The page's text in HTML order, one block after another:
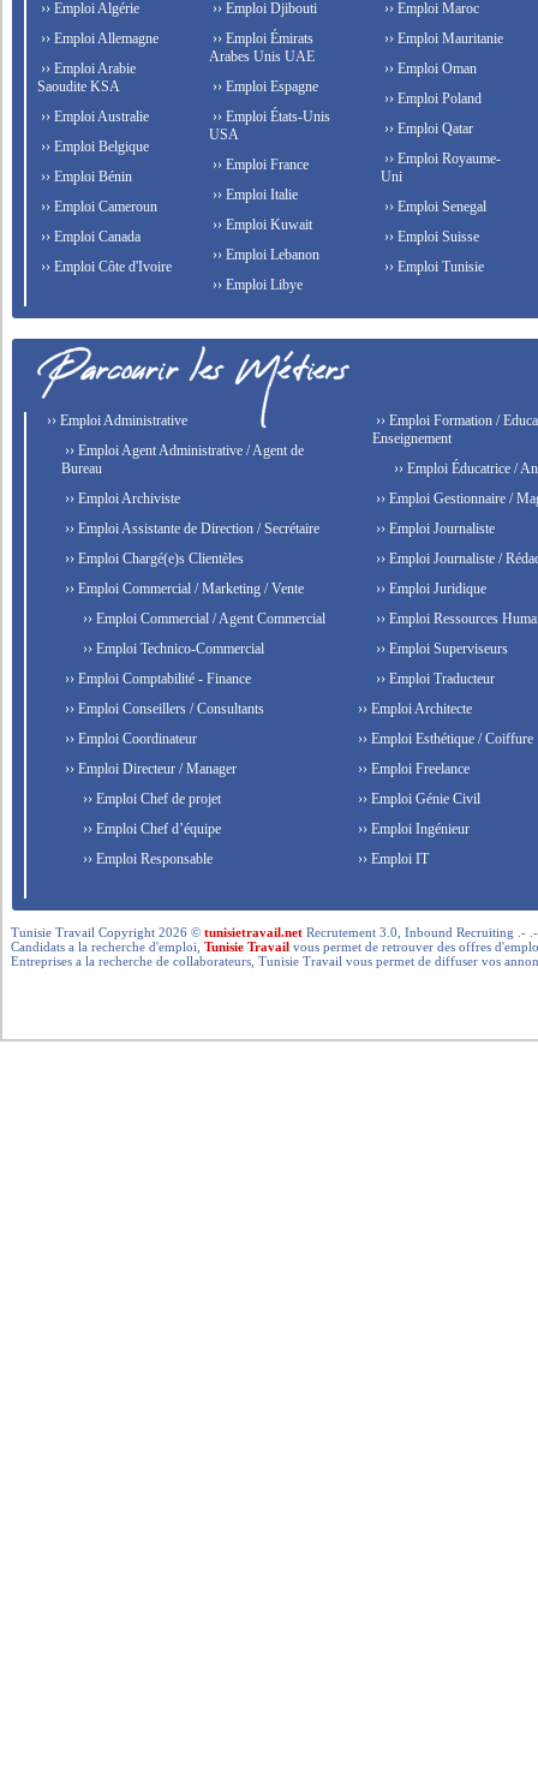
›› Emploi Algérie
›› Emploi Allemagne
›› Emploi Arabie
Saoudite KSA
›› Emploi Australie
›› Emploi Belgique
›› Emploi Bénin
›› Emploi Cameroun
›› Emploi Canada
›› Emploi Côte d'Ivoire
›› Emploi Djibouti
›› Emploi Émirats
Arabes Unis UAE
›› Emploi Espagne
›› Emploi États-Unis
USA
›› Emploi France
›› Emploi Italie
›› Emploi Kuwait
›› Emploi Lebanon
›› Emploi Libye
›› Emploi Maroc
›› Emploi Mauritanie
›› Emploi Oman
›› Emploi Poland
›› Emploi Qatar
›› Emploi Royaume-
Uni
›› Emploi Senegal
›› Emploi Suisse
›› Emploi Tunisie
›› Emploi Administrative
›› Emploi Agent Administrative / Agent de
Bureau
›› Emploi Archiviste
›› Emploi Assistante de Direction / Secrétaire
›› Emploi Chargé(e)s Clientèles
›› Emploi Commercial / Marketing / Vente
›› Emploi Commercial / Agent Commercial
›› Emploi Technico-Commercial
›› Emploi Comptabilité - Finance
›› Emploi Conseillers / Consultants
›› Emploi Coordinateur
›› Emploi Directeur / Manager
›› Emploi Chef de projet
›› Emploi Chef d’équipe
›› Emploi Responsable
›› Emploi Formation /
Enseignement
›› Emploi Éducatrice /
›› Emploi Gestionnaire /
›› Emploi Journaliste
›› Emploi Journaliste /
›› Emploi Juridique
›› Emploi Ressources
›› Emploi Superviseurs
›› Emploi Traducteur
›› Emploi Architecte
›› Emploi Esthétique / Coiffure
›› Emploi Freelance
›› Emploi Génie Civil
›› Emploi Ingénieur
›› Emploi IT
Tunisie Travail Copyright 2026 ©tunisietravail.net Recrutement 3.0, Inbound Recruiting .-
Candidats a la recherche d'emploi,Tunisie Travail vous permet de retrouver des offres
Entreprises a la recherche de collaborateurs, Tunisie Travail vous permet de diffuser vos